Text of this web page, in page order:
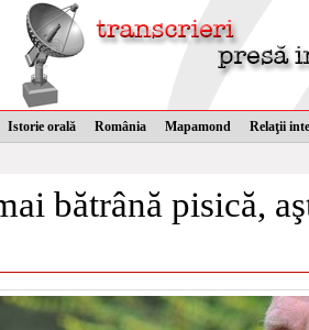
Istorie orală România Mapamond Relaţii
bătrână pisică,